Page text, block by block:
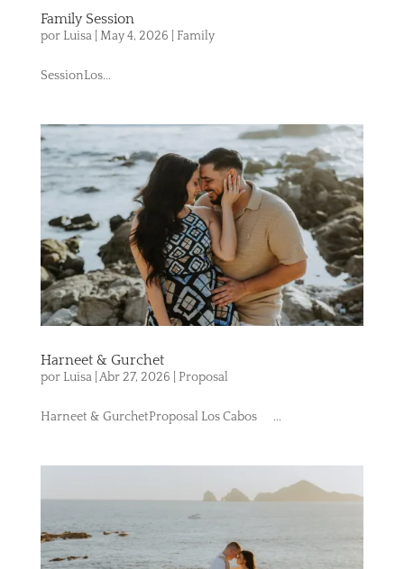
Family Session
por Luisa| May 4, 2026 Family
SessionLos...
Harneet & Gurchet
por Luisa| Abr 27, 2026 Proposal
Harneet & GurchetProposal Los Cabos ...